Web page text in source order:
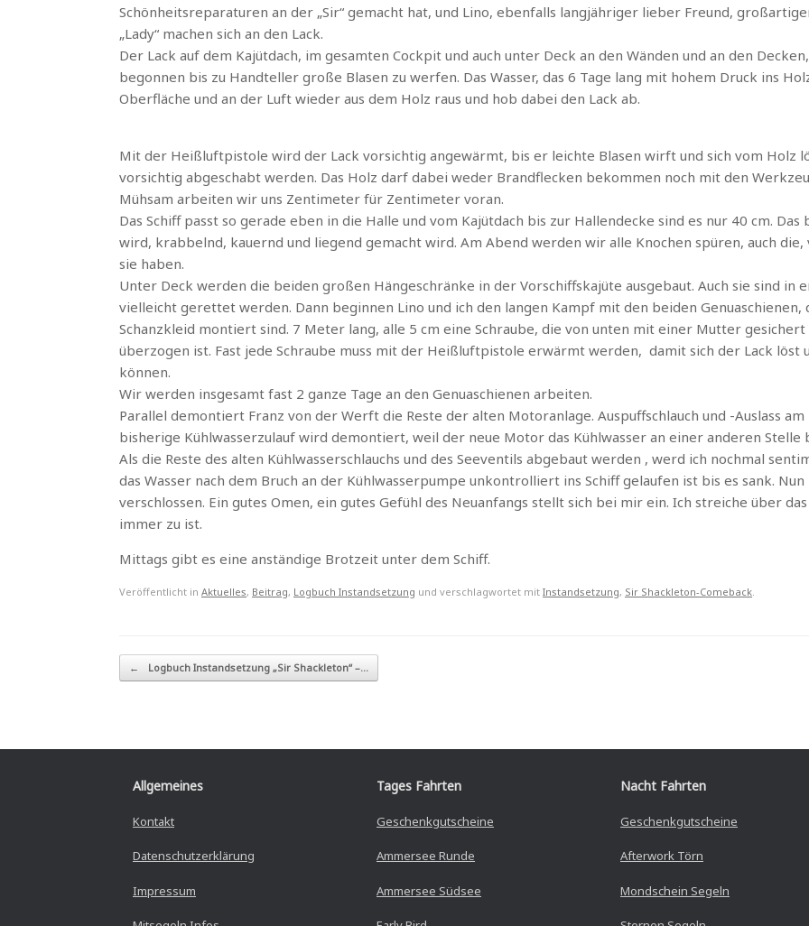
Schönheitsreparaturen an der „Sir“ gemacht hat, und Lino, ebenfalls langjähriger lieber Freund,
„Lady“ machen sich an den Lack.
Der Lack auf dem Kajütdach, im gesamten Cockpit und auch unter Deck an den Wänden und an den
begonnen bis zu Handteller große Blasen zu werfen. Das Wasser, das 6 Tage lang mit hohem Druck ins
Oberfläche und an der Luft wieder aus dem Holz raus und hob dabei den Lack ab.
Mit der Heißluftpistole wird der Lack vorsichtig angewärmt, bis er leichte Blasen wirft und sich vom Holz
vorsichtig abgeschabt werden. Das Holz darf dabei weder Brandflecken bekommen noch mit den
Mühsam arbeiten wir uns Zentimeter für Zentimeter voran.
Das Schiff passt so gerade eben in die Halle und vom Kajütdach bis zur Hallendecke sind es nur 40 cm.
wird, krabbelnd, kauernd und liegend gemacht wird. Am Abend werden wir alle Knochen spüren, auch
sie haben.
Unter Deck werden die beiden großen Hängeschränke in der Vorschiffskajüte ausgebaut. Auch sie sind in
vielleicht gerettet werden. Dann beginnen Lino und ich den langen Kampf mit den beiden
Schanzkleid montiert sind. 7 Meter lang, alle 5 cm eine Schraube, die von unten mit einer Mutter
überzogen ist. Fast jede Schraube muss mit der Heißluftpistole erwärmt werden, damit sich der Lack löst
können.
Wir werden insgesamt fast 2 ganze Tage an den Genuaschienen arbeiten.
Parallel demontiert Franz von der Werft die Reste der alten Motoranlage. Auspuffschlauch und -Auslass
bisherige Kühlwasserzulauf wird demontiert, weil der neue Motor das Kühlwasser an einer anderen Stelle
Als die Reste des alten Kühlwasserschlauchs und des Seeventils abgebaut werden , werd ich nochmal
das Wasser nach dem Bruch an der Kühlwasserpumpe unkontrolliert ins Schiff gelaufen ist bis es sank.
verschlossen. Ein gutes Omen, ein gutes Gefühl des Neuanfangs stellt sich bei mir ein. Ich streiche über
immer zu ist.
Mittags gibt es eine anständige Brotzeit unter dem Schiff.
Veröffentlicht in Aktuelles, Beitrag, Logbuch Instandsetzung und verschlagwortet mit Instandsetzung, Sir Shackleton-Comeback
Beitragsnavigation
← Logbuch Instandsetzung „Sir Shackleton“ –…
Allgemeines
Kontakt
Datenschutzerklärung
Impressum
Tages Fahrten
Geschenkgutscheine
Ammersee Runde
Ammersee Südsee
Nacht Fahrten
Geschenkgutscheine
Afterwork Törn
Mondschein Segeln